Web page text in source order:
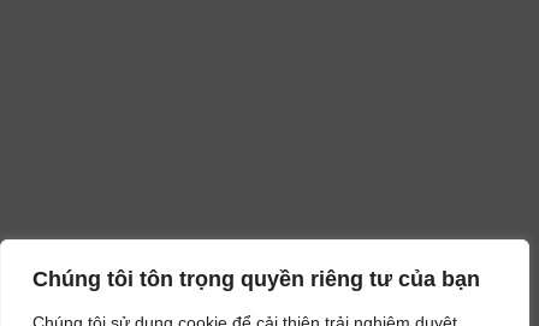
Chúng tôi tôn trọng quyền riêng tư của bạn